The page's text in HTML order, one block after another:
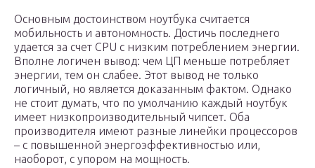
Основным достоинством ноутбука считается
мобильность и автономность. Достичь последнего
удается за счет CPU с низким потреблением энергии.
Вполне логичен вывод: чем ЦП меньше потребляет
энергии, тем он слабее. Этот вывод не только
логичный, но является доказанным фактом. Однако
не стоит думать, что по умолчанию каждый ноутбук
имеет низкопроизводительный чипсет. Оба
производителя имеют разные линейки процессоров
– с повышенной энергоэффективностью или,
наоборот, с упором на мощность.